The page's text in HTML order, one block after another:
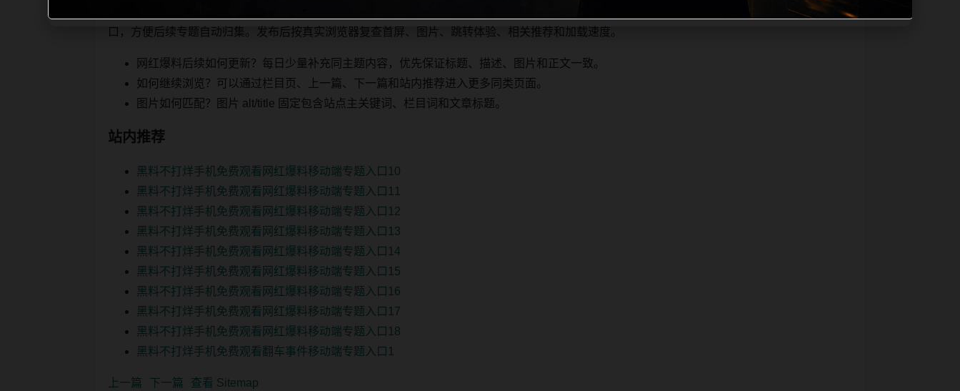
真实用户顺着栏目继续浏览。同站连续更新时避免重复标题和重复首段，优先补充不同关键词、不同栏目词和不同问题角度。栏目页则保留清晰入
口，方便后续专题自动归集。发布后按真实浏览器复查首屏、图片、跳转体验、相关推荐和加载速度。
网红爆料后续如何更新？每日少量补充同主题内容，优先保证标题、描述、图片和正文一致。
如何继续浏览？可以通过栏目页、上一篇、下一篇和站内推荐进入更多同类页面。
图片如何匹配？图片 alt/title 固定包含站点主关键词、栏目词和文章标题。
站内推荐
黑料不打烊手机免费观看网红爆料移动端专题入口10
黑料不打烊手机免费观看网红爆料移动端专题入口11
黑料不打烊手机免费观看网红爆料移动端专题入口12
黑料不打烊手机免费观看网红爆料移动端专题入口13
黑料不打烊手机免费观看网红爆料移动端专题入口14
黑料不打烊手机免费观看网红爆料移动端专题入口15
黑料不打烊手机免费观看网红爆料移动端专题入口16
黑料不打烊手机免费观看网红爆料移动端专题入口17
黑料不打烊手机免费观看网红爆料移动端专题入口18
黑料不打烊手机免费观看翻车事件移动端专题入口1
上一篇 下一篇 查看 Sitemap